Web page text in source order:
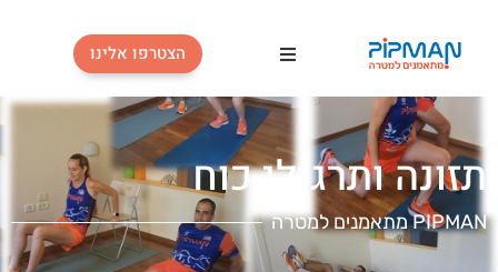
פעילויות
טבלת אימונים
מחירון
הצטרפו אלינו
תזונה ותרגילי כוח
PIPMAN מתאמנים למטרה